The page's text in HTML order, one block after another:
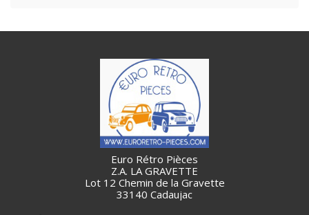
Euro Rétro Pièces
Z.A. LA GRAVETTE
Lot 12 Chemin de la Gravette
33140 Cadaujac